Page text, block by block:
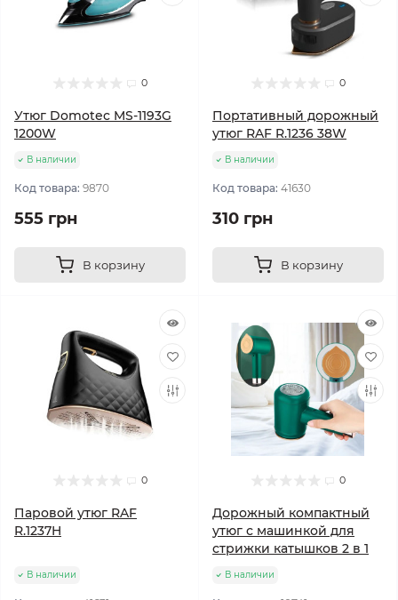
0
Утюг Domotec MS-1193G
1200W
В наличии
Код товара: 9870
555 грн
В корзину
0
Портативный дорожный
утюг RAF R.1236 38W
В наличии
Код товара: 41630
310 грн
В корзину
0
Паровой утюг RAF
R.1237H
В наличии
0
Дорожный компактный
утюг с машинкой для
стрижки катышков 2 в 1
В наличии